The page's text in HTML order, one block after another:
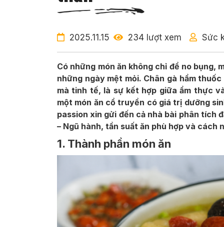
2025.11.15 234 lượt xem Sức
Có những món ăn không chỉ để no bụng,
những ngày mệt mỏi. Chân gà hầm
mà tinh tế, là sự kết hợp giữa ẩm thực
một món ăn cổ truyền có giá trị dưỡng
passion xin gửi đến cả nhà bài phân tích
– Ngũ hành, tần suất ăn phù hợp và cách
1. Thành phần món ăn